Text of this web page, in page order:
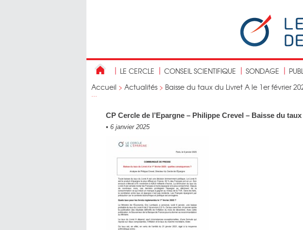
LE CERCLE CONSEIL SCIENTIFIQUE SONDAGE
Accueil > Actualités > Baisse du taux du Livret A le 1er février
...
CP Cercle de l’Epargne – Philippe Crevel – Baisse du
• 6 janvier 2025